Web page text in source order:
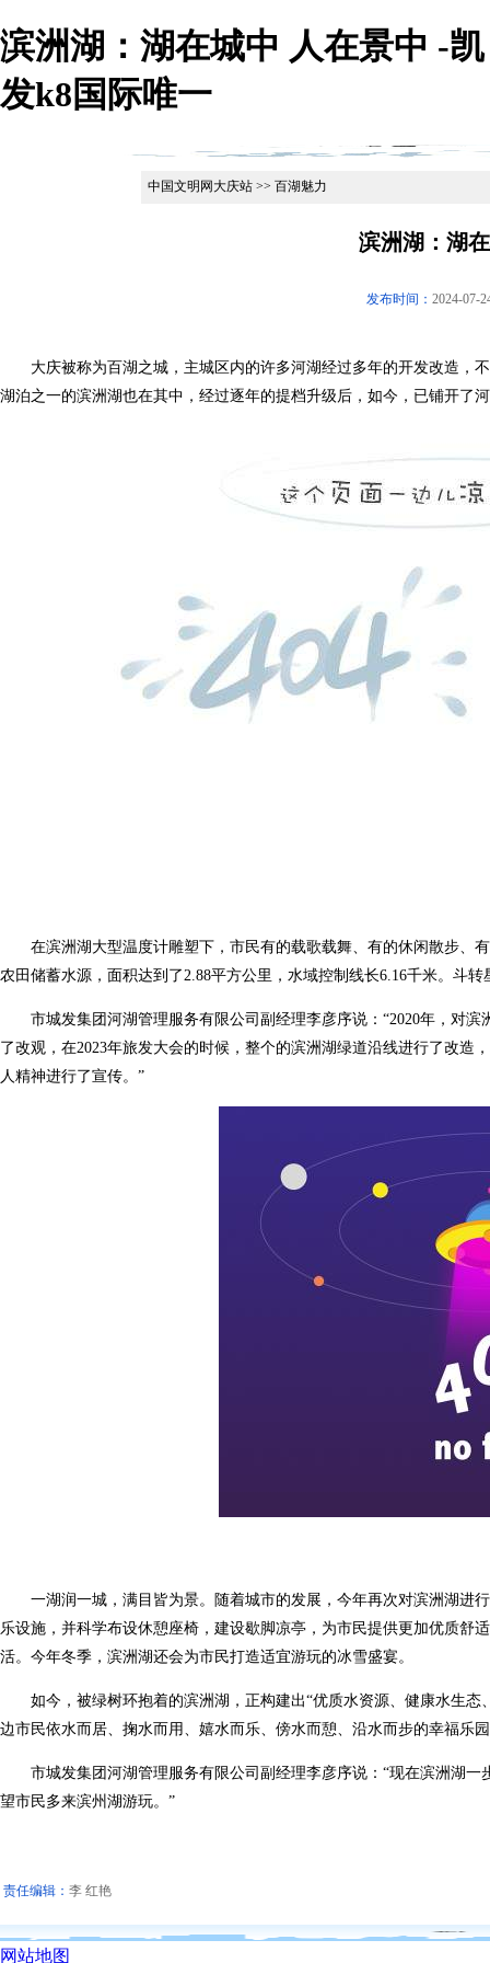
滨洲湖：湖在城中 人在景中 -凯
发k8国际唯一
中国文明网大庆站 >> 百湖魅力
滨洲湖：湖
发布时间： 2024-07-
大庆被称为百湖之城，主城区内的许多河湖经过多年的开发改造，
湖泊之一的滨洲湖也在其中，经过逐年的提档升级后，如今，已铺开了
在滨洲湖大型温度计雕塑下，市民有的载歌载舞、有的休闲散步、
农田储蓄水源，面积达到了2.88平方公里，水域控制线长6.16千米。斗
市城发集团河湖管理服务有限公司副经理李彦序说：“2020年，对滨
了改观，在2023年旅发大会的时候，整个的滨洲湖绿道沿线进行了改
人精神进行了宣传。”
一湖润一城，满目皆为景。随着城市的发展，今年再次对滨洲湖进
乐设施，并科学布设休憩座椅，建设歇脚凉亭，为市民提供更加优质舒
活。今年冬季，滨洲湖还会为市民打造适宜游玩的冰雪盛宴。
如今，被绿树环抱着的滨洲湖，正构建出“优质水资源、健康水生态
边市民依水而居、掬水而用、嬉水而乐、傍水而憩、沿水而步的幸福乐
市城发集团河湖管理服务有限公司副经理李彦序说：“现在滨洲湖一
望市民多来滨州湖游玩。”
责任编辑： 李 红艳
网站地图